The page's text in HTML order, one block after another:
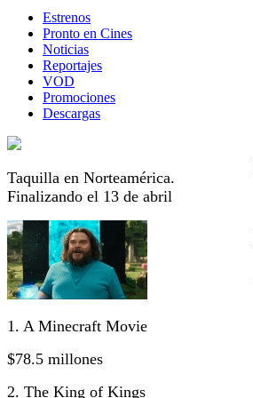
Estrenos
Pronto en Cines
Noticias
Reportajes
VOD
Promociones
Descargas
Taquilla en Norteamérica.
Finalizando el 13 de abril
1. A Minecraft Movie
$78.5 millones
2. The King of Kings